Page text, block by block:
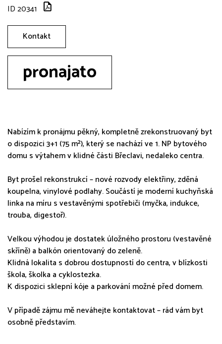
ID 20341
Kontakt
pronajato
Nabízím k pronájmu pěkný, kompletně zrekonstruovaný byt
o dispozici 3+1 (75 m²), který se nachází ve 1. NP bytového
domu s výtahem v klidné části Břeclavi, nedaleko centra.
Byt prošel rekonstrukcí – nové rozvody elektřiny, zděná
koupelna, vinylové podlahy. Součástí je moderní kuchyňská
linka na míru s vestavěnými spotřebiči (myčka, indukce,
trouba, digestoř).
Velkou výhodou je dostatek úložného prostoru (vestavěné
skříně) a balkón orientovaný do zeleně.
Klidná lokalita s dobrou dostupností do centra, v blízkosti
škola, školka a cyklostezka.
K dispozici sklepní kóje a parkování možné před domem.
V případě zájmu mě neváhejte kontaktovat – rád vám byt
osobně představím.